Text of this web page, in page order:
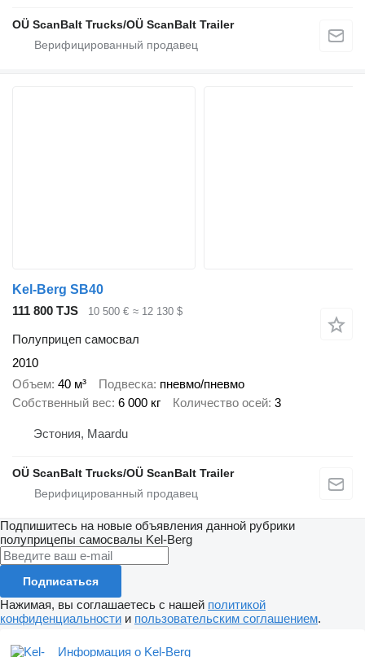
OÜ ScanBalt Trucks/OÜ ScanBalt Trailer
Kel-Berg SB40
111 800 TJS
10 500 € ≈ 12 130 $
Полуприцеп самосвал
2010
Объем 40 м³ Подвеска пневмо/пневмо
Собственный вес 6 000 кг Количество осей 3
Эстония, Maardu
OÜ ScanBalt Trucks/OÜ ScanBalt Trailer
Подпишитесь на новые объявления данной рубрики
полуприцепы самосвалы Kel-Berg
Подписаться
Нажимая, вы соглашаетесь с нашей политикой
конфиденциальности и пользовательским соглашением.
Информация о Kel-Berg